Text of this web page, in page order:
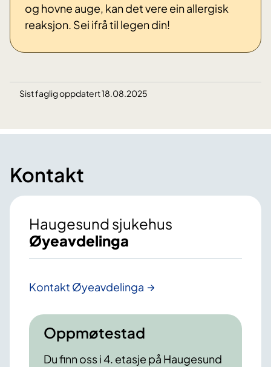
og hovne auge, kan det vere ein allergisk
reaksjon. Sei ifrå til legen din!
Sist faglig oppdatert 18.08.2025
Kontakt
Haugesund sjukehus
Øyeavdelinga
Kontakt Øyeavdelinga
Oppmøtestad
Du finn oss i 4. etasje på Haugesund